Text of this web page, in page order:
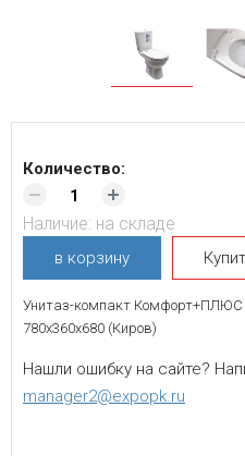
Количество:
Наличие: на складе
в корзину
Унитаз-компакт Комфорт+ПЛЮС
780х360х680 (Киров)
Нашли ошибку на сайте?
manager2@expopk.ru